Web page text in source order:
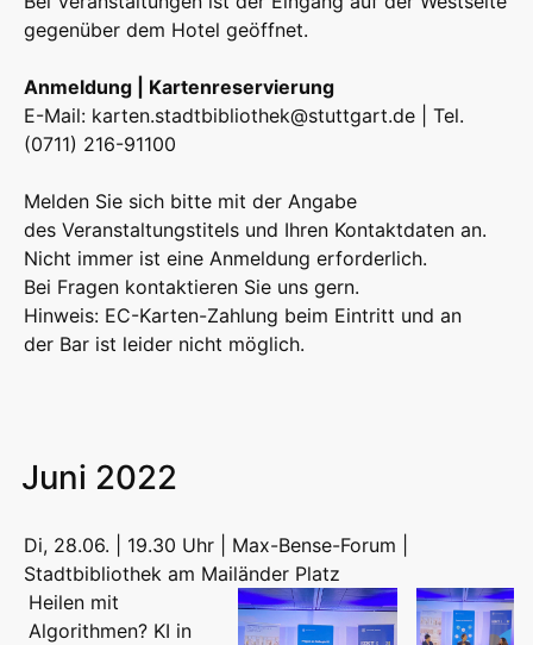
gegenüber dem Hotel geöffnet.
Anmeldung | Kartenreservierung
E-Mail: karten.stadtbibliothek@stuttgart.de | Tel.
(0711) 216-91100
Melden Sie sich bitte mit der Angabe
des Veranstaltungstitels und Ihren Kontaktdaten an.
Nicht immer ist eine Anmeldung erforderlich.
Bei Fragen kontaktieren Sie uns gern.
Hinweis: EC-Karten-Zahlung beim Eintritt und an
der Bar ist leider nicht möglich.
Juni 2022
Di, 28.06. | 19.30 Uhr | Max-Bense-Forum |
Stadtbibliothek am Mailänder Platz
Heilen mit
Algorithmen? KI in